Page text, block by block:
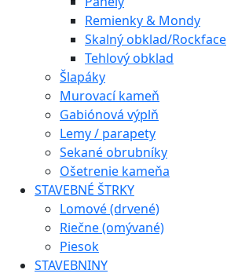
Remienky & Mondy
Skalný obklad/Rockface
Tehlový obklad
Šlapáky
Murovací kameň
Gabiónová výplň
Lemy / parapety
Sekané obrubníky
Ošetrenie kameňa
STAVEBNÉ ŠTRKY
Lomové (drvené)
Riečne (omývané)
Piesok
STAVEBNINY